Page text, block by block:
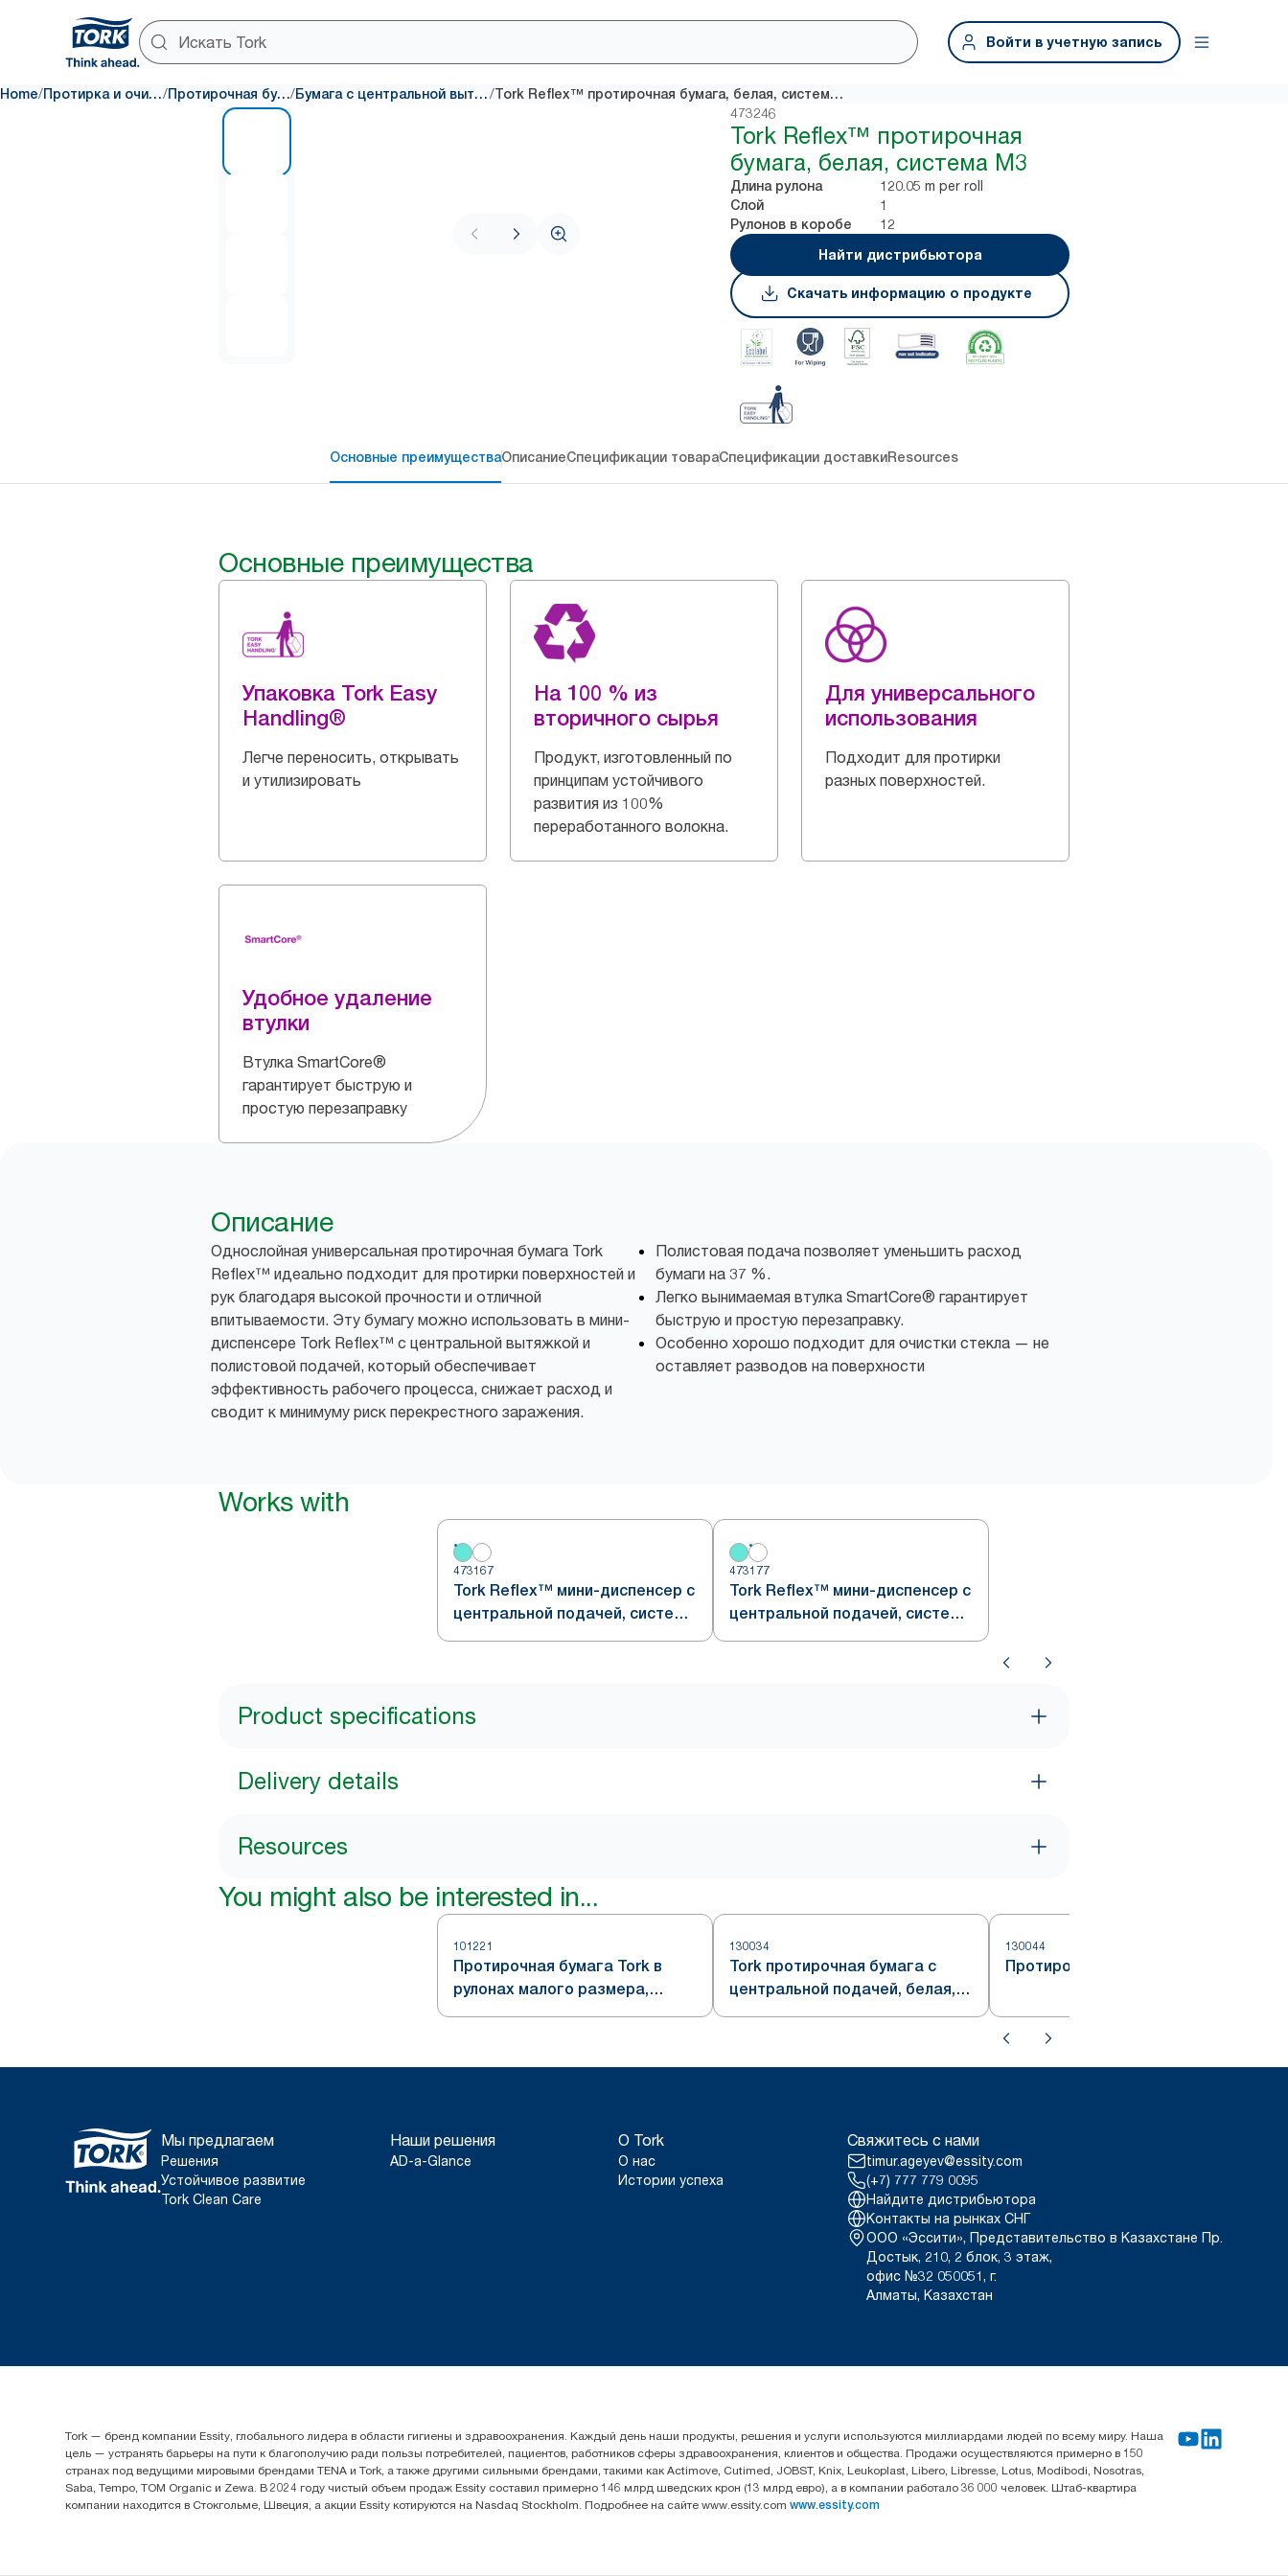
Войти в учетную запись
Home/ Протирка и очистка/ Протирочная бумага/ Бумага с центральной вытяжкой / Tork Reflex™ протирочная бумага, белая, система M3
473246
Tork Reflex™ протирочная
бумага, белая, система M3
Длина рулона 120.05 m per roll
Слой 1
Рулонов в коробе
12
Найти дистрибьютора
Скачать информацию о продукте
Основные преимуществаОписаниеСпецификации товараСпецификации доставкиResources
Основные преимущества
Упаковка Tork Easy
Handling®
Легче переносить, открывать
и утилизировать
На 100 % из
вторичного сырья
Продукт, изготовленный по
принципам устойчивого
развития из 100%
переработанного волокна.
Для универсального
использования
Подходит для протирки
разных поверхностей.
Удобное удаление
втулки
Втулка SmartCore®
гарантирует быструю и
простую перезаправку
Описание
Однослойная универсальная протирочная бумага Tork
Reflex™ идеально подходит для протирки поверхностей и
рук благодаря высокой прочности и отличной
впитываемости. Эту бумагу можно использовать в мини-
диспенсере Tork Reflex™ с центральной вытяжкой и
полистовой подачей, который обеспечивает
эффективность рабочего процесса, снижает расход и
сводит к минимуму риск перекрестного заражения.
Полистовая подача позволяет уменьшить расход
бумаги на 37 %.
Легко вынимаемая втулка SmartCore® гарантирует
быструю и простую перезаправку.
Особенно хорошо подходит для очистки стекла — не
оставляет разводов на поверхности
Works with
473167
Tork Reflex™ мини-диспенсер с
центральной подачей, система
M3, сочетание белого и
473177
Tork Reflex™ мини-диспенсер с
центральной подачей, система
M3, белый
Product specifications
Delivery details
Resources
You might also be interested in...
101221
Протирочная бумага Tork в
рулонах малого размера,
белая, формат Plus, система
130034
Tork протирочная бумага с
центральной подачей, белая,
система M2
130044
Протирочная бумага Tork Плюс
Мы предлагаем
Решения
Устойчивое развитие
Tork Clean Care
Наши решения
AD-a-Glance
О Tork
О нас
Истории успеха
Свяжитесь с нами
timur.ageyev@essity.com
(+7) 777 779 0095
Найдите дистрибьютора
Контакты на рынках СНГ
ООО «Эссити», Представительство в Казахстане Пр.
Достык, 210, 2 блок, 3 этаж,
офис №32 050051, г.
Алматы, Казахстан
Tork — бренд компании Essity, глобального лидера в области гигиены и здравоохранения. Каждый день наши продукты, решения и услуги используются миллиардами людей по всему миру. Наша
цель — устранять барьеры на пути к благополучию ради пользы потребителей, пациентов, работников сферы здравоохранения, клиентов и общества. Продажи осуществляются примерно в 150
странах под ведущими мировыми брендами TENA и Tork, а также другими сильными брендами, такими как Actimove, Cutimed, JOBST, Knix, Leukoplast, Libero, Libresse, Lotus, Modibodi, Nosotras,
Saba, Tempo, TOM Organic и Zewa. В 2024 году чистый объем продаж Essity составил примерно 146 млрд шведских крон (13 млрд евро), а в компании работало 36 000 человек. Штаб-квартира
компании находится в Стокгольме, Швеция, а акции Essity котируются на Nasdaq Stockholm. Подробнее на сайте www.essity.com www.essity.com